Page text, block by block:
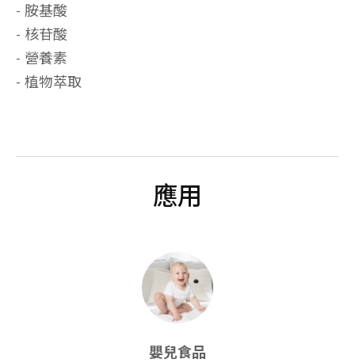
- 胺基酸
- 核苷酸
- 營養素
- 植物萃取
應用
嬰兒食品